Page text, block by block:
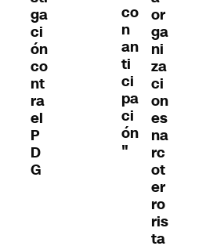
ga
ci
ón
co
nt
ra
el
P
D
G
co
n
an
ti
ci
pa
ci
ón
"
or
ga
ni
za
ci
on
es
na
rc
ot
er
ro
ris
ta